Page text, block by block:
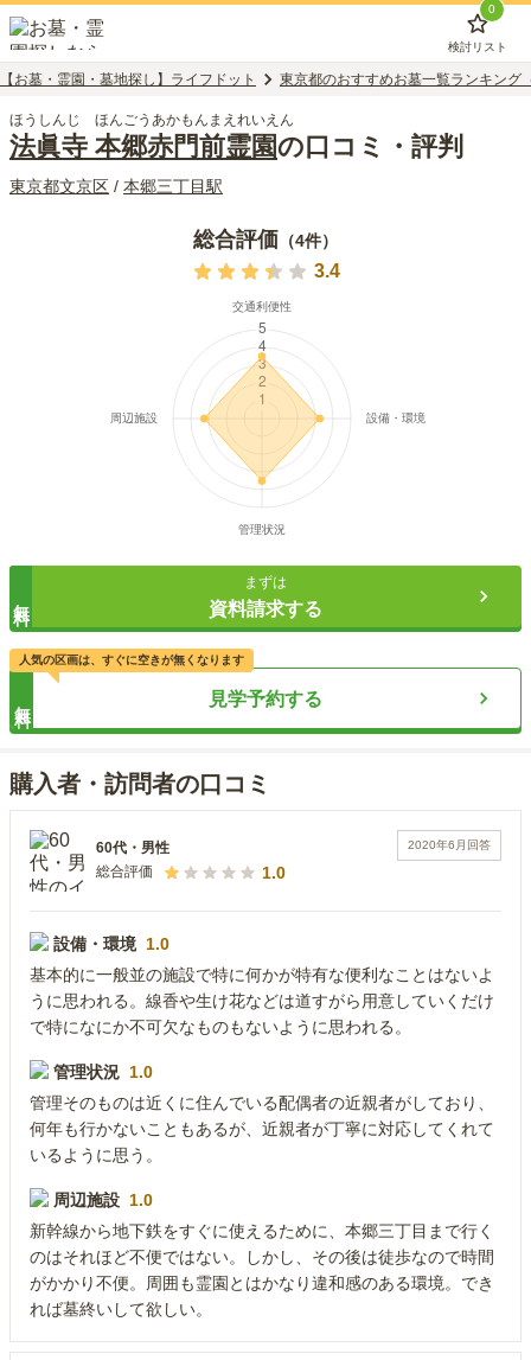
0
検討リスト
【お墓・霊園・墓地探し】ライフドット 東京都のおすすめお墓一覧ランキング
ほうしんじ ほんごうあかもんまえれいえん
法眞寺 本郷赤門前霊園の口コミ・評判
東京都文京区 / 本郷三丁目駅
総合評価 （4件）
3.4
まずは
資料請求する
見学予約する
人気の区画は、すぐに空きが無くなります
購入者・訪問者の口コミ
2020年6月 回答
60代 ・ 男性
総合評価
1.0
設備・環境 1.0
基本的に一般並の施設で特に何かが特有な便利なことはないよ
うに思われる。線香や生け花などは道すがら用意していくだけ
で特になにか不可欠なものもないように思われる。
管理状況 1.0
管理そのものは近くに住んでいる配偶者の近親者がしており、
何年も行かないこともあるが、近親者が丁寧に対応してくれて
いるように思う。
周辺施設 1.0
新幹線から地下鉄をすぐに使えるために、本郷三丁目まで行く
のはそれほど不便ではない。しかし、その後は徒歩なので時間
がかかり不便。周囲も霊園とはかなり違和感のある環境。でき
れば墓終いして欲しい。